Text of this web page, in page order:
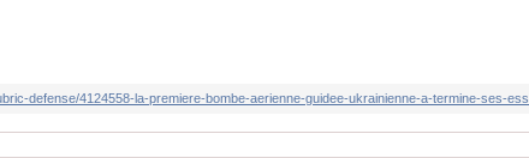
defense/4124558-la-premiere-bombe-aerienne-guidee-ukrainienne-a-termine-ses-